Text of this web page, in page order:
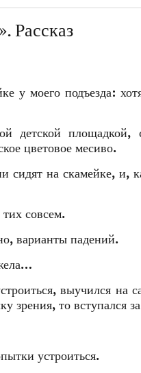
Рассказ
у моего подъезда:
детской
цветовое месиво.
сидят на скамейке, и,
совсем.
варианты падений.
выучился на
зрения, то вступался
устроиться.